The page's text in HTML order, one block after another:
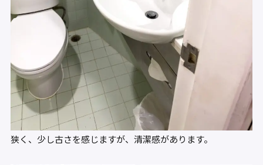
狭く、少し古さを感じますが、清潔感があります。